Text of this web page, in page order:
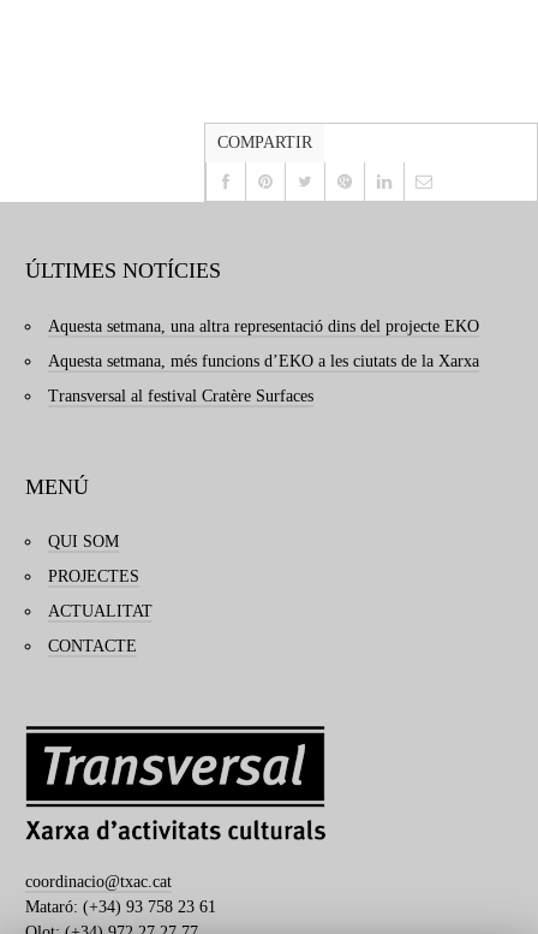
COMPARTIR
ÚLTIMES NOTÍCIES
Aquesta setmana, una altra representació dins del projecte EKO
Aquesta setmana, més funcions d’EKO a les ciutats de la Xarxa
Transversal al festival Cratère Surfaces
MENÚ
QUI SOM
PROJECTES
ACTUALITAT
CONTACTE
coordinacio@txac.cat
Mataró: (+34) 93 758 23 61